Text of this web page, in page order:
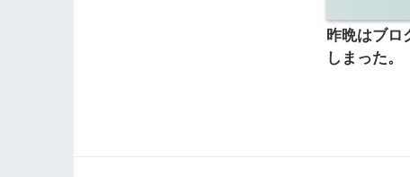
昨晩はブロ
しまった。